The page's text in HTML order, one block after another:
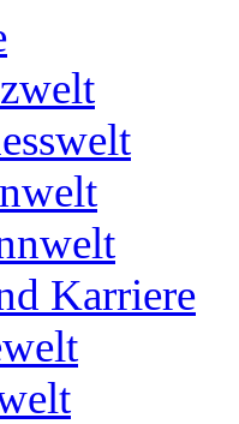
Karriere